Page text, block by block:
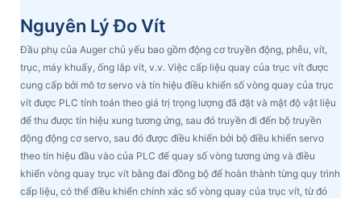
Nguyên Lý Đo Vít
Đầu phụ của Auger chủ yếu bao gồm động cơ truyền động, phễu, vít,
trục, máy khuấy, ống lắp vít, v.v. Việc cấp liệu quay của trục vít được
cung cấp bởi mô tơ servo và tín hiệu điều khiển số vòng quay của trục
vít được PLC tính toán theo giá trị trọng lượng đã đặt và mật độ vật liệu
để thu được tín hiệu xung tương ứng, sau đó truyền đi đến bộ truyền
động động cơ servo, sau đó được điều khiển bởi bộ điều khiển servo
theo tín hiệu đầu vào của PLC để quay số vòng tương ứng và điều
khiển vòng quay trục vít bằng đai đồng bộ để hoàn thành từng quy trình
cấp liệu, có thể điều khiển chính xác số vòng quay của trục vít, từ đó